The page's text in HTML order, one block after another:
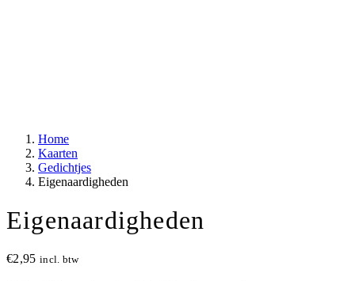
Home
Kaarten
Gedichtjes
Eigenaardigheden
Eigenaardigheden
€2,95 incl. btw